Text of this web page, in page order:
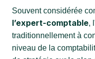
Souvent considérée
l’expert-comptable,
traditionnellement à
niveau de la